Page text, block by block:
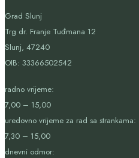
Grad Slunj
Trg dr. Franje Tuđmana 12
Slunj, 47240
OIB: 33366502542
radno vrijeme:
7,00 – 15,00
uredovno vrijeme za rad sa strankama:
7,30 – 15,00
dnevni odmor: